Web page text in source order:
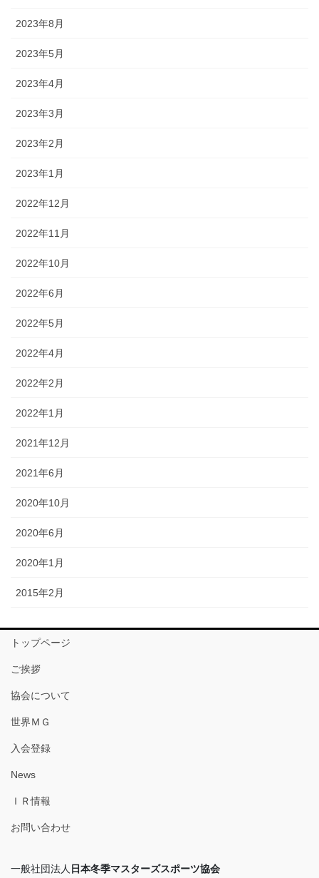
2023年8月
2023年5月
2023年4月
2023年3月
2023年2月
2023年1月
2022年12月
2022年11月
2022年10月
2022年6月
2022年5月
2022年4月
2022年2月
2022年1月
2021年12月
2021年6月
2020年10月
2020年6月
2020年1月
2015年2月
トップページ
ご挨拶
協会について
世界ＭＧ
入会登録
News
ＩＲ情報
お問い合わせ
一般社団法人 日本冬季マスターズスポーツ協会